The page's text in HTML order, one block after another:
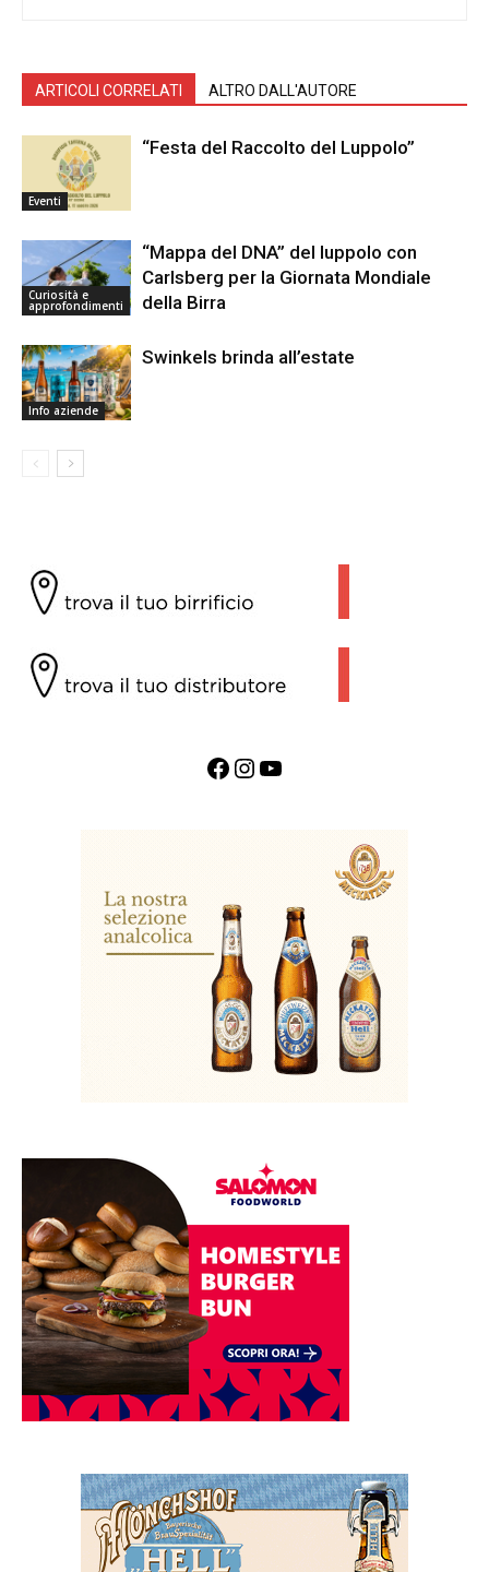
ARTICOLI CORRELATI ALTRO DALL'AUTORE
Eventi
“Festa del Raccolto del Luppolo”
Curiosità e
approfondimenti
“Mappa del DNA” del luppolo con
Carlsberg per la Giornata Mondiale
della Birra
Info aziende
Swinkels brinda all’estate
Facebook InstagramYouTube